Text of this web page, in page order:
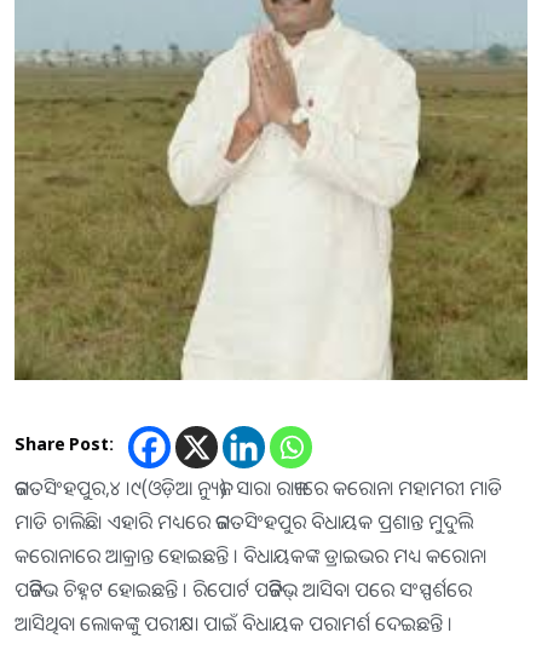
Share Post:
ଜଗତସିଂହପୁର,୪ ।୯(ଓଡ଼ିଆ ନ୍ୟୁଜ): ସାରା ରାଜ୍ୟରେ କରୋନା ମହାମରୀ ମାଡି
ମାଡି ଚାଲିଛି। ଏହାରି ମଧ୍ୟରେ ଜଗତସିଂହପୁର ବିଧାୟକ ପ୍ରଶାନ୍ତ ମୁଦୁଲି
କରୋନାରେ ଆକ୍ରାନ୍ତ ହୋଇଛନ୍ତି । ବିଧାୟକଙ୍କ ଡ୍ରାଇଭର ମଧ୍ୟ କରୋନା
ପଜିଟିଭ ଚିହ୍ନଟ ହୋଇଛନ୍ତି । ରିପୋର୍ଟ ପଜିଟିଭ୍ ଆସିବା ପରେ ସଂସ୍ପର୍ଶରେ
ଆସିଥିବା ଲୋକଙ୍କୁ ପରୀକ୍ଷା ପାଇଁ ବିଧାୟକ ପରାମର୍ଶ ଦେଇଛନ୍ତି ।